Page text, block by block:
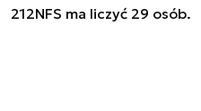
212NFS ma liczyć 29 osób.